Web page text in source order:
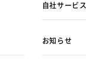
自社サービス
お知らせ